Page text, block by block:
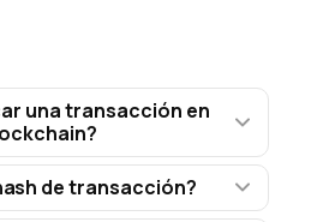
una transacción en
de transacción?